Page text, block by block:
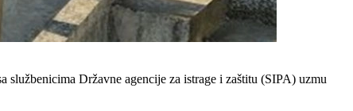
Državne agencije za istrage i zaštitu (SIPA) uzmu